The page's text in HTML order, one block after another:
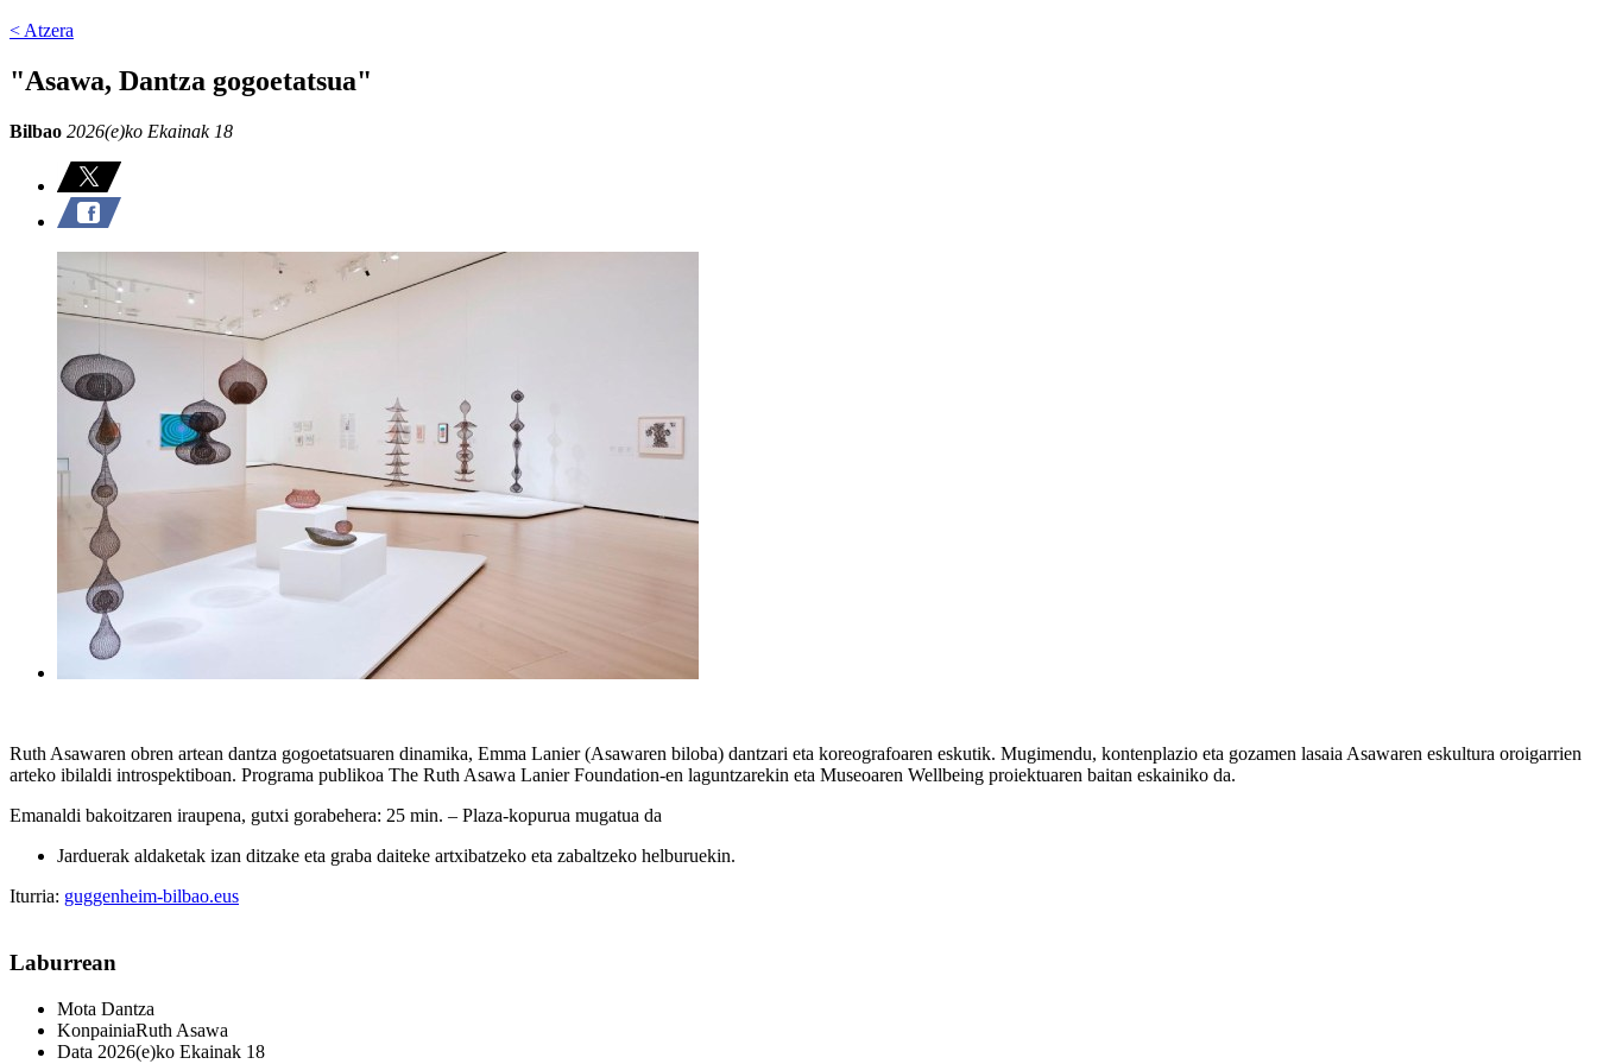
< Atzera
"Asawa, Dantza gogoetatsua"
Bilbao 2026(e)ko Ekainak 18
Ruth Asawaren obren artean dantza gogoetatsuaren dinamika, Emma Lanier (Asawaren biloba) dantzari eta koreografoaren eskutik. Mugimendu, kontenplazio eta gozamen lasaia Asawaren eskultura oroigarrien
arteko ibilaldi introspektiboan. Programa publikoa The Ruth Asawa Lanier Foundation-en laguntzarekin eta Museoaren Wellbeing proiektuaren baitan eskainiko da.
Emanaldi bakoitzaren iraupena, gutxi gorabehera: 25 min. – Plaza-kopurua mugatua da
Jarduerak aldaketak izan ditzake eta graba daiteke artxibatzeko eta zabaltzeko helburuekin.
Iturria: guggenheim-bilbao.eus
Laburrean
Mota Dantza
KonpainiaRuth Asawa
Data 2026(e)ko Ekainak 18